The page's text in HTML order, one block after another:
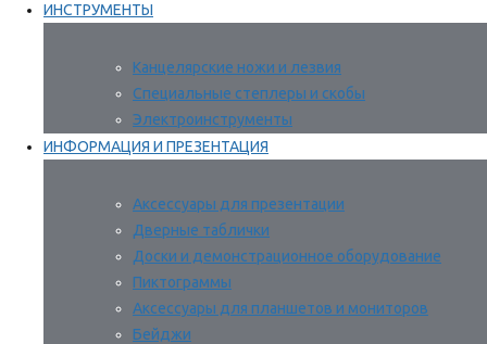
ИНСТРУМЕНТЫ
Канцелярские ножи и лезвия
Специальные степлеры и скобы
Электроинструменты
ИНФОРМАЦИЯ И ПРЕЗЕНТАЦИЯ
Аксессуары для презентации
Дверные таблички
Доски и демонстрационное оборудование
Пиктограммы
Аксессуары для планшетов и мониторов
Бейджи